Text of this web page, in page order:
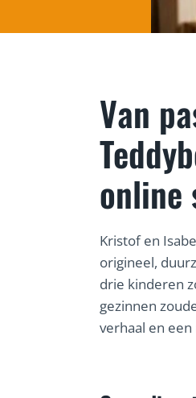
Van
online
Kristof en
origineel,
drie kinderen
gezinnen
verhaal en